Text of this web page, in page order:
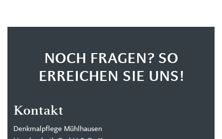
NOCH FRAGEN? SO
ERREICHEN SIE UNS!
Kontakt
Denkmalpflege Mühlhausen